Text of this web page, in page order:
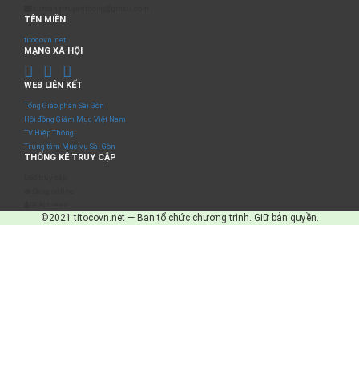
TÊN MIỀN
titocovn.net
MẠNG XÃ HỘI
WEB LIÊN KẾT
Tổng Giáo phận Sài Gòn
Hội đồng Giám Mục Việt Nam
TV Hiệp Thông
Trung tâm Mục vụ Sài Gòn
THỐNG KÊ TRUY CẬP
©2021 titocovn.net — Ban tổ chức chương trình. Giữ bản quyền.